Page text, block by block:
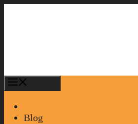
Blog